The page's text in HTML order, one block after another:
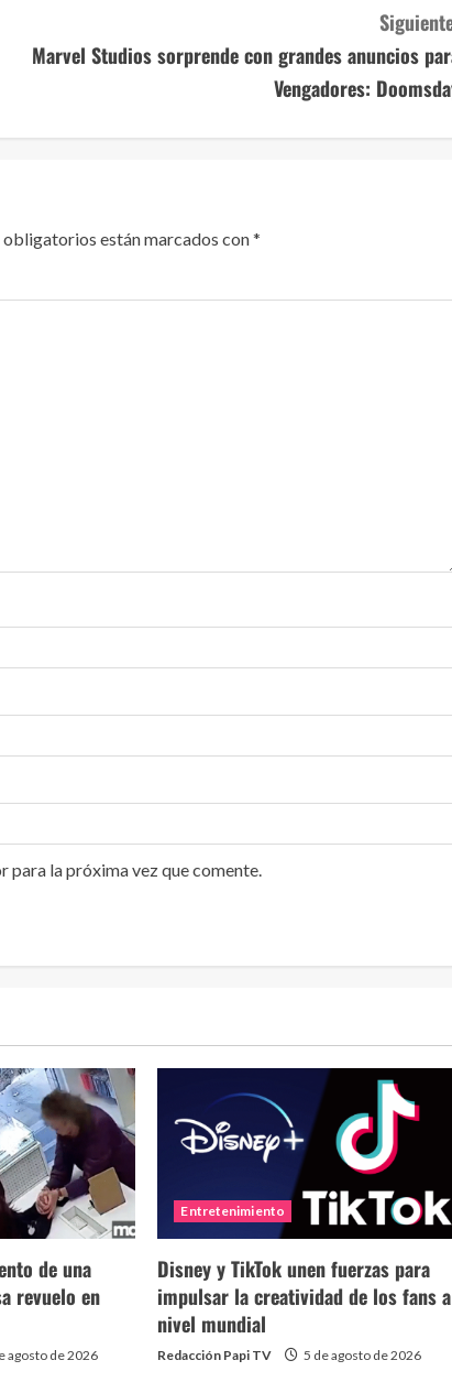
Marvel Studios sorprende con grandes anuncios
Vengadores:
obligatorios están marcados con*
para la próxima vez que comente.
de una
revuelo en
agosto de 2026
Entretenimiento
Disney y TikTok unen fuerzas para
impulsar la creatividad de los fans a
nivel mundial
Redacción Papi TV 5 de agosto de 2026